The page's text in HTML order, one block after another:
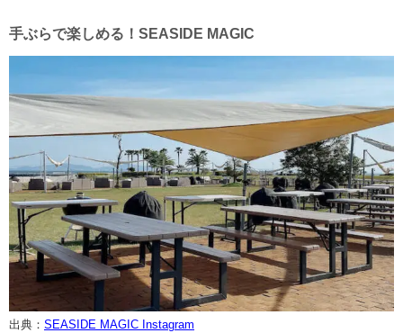
手ぶらで楽しめる！SEASIDE MAGIC
出典： SEASIDE MAGIC Instagram